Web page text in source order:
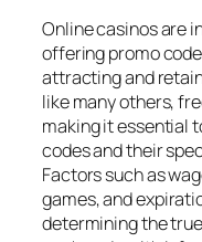
Online casinos are
offering promo
attracting and
like many others,
making it essential
codes and their
Factors such as
games, and
determining the